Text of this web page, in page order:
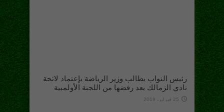
رئيس النواب يطالب وزير الرياضة بإعتماد لائحة
نادي الزمالك بعد رفضها من اللجنة الأولمبية
25 فبراير، 2019